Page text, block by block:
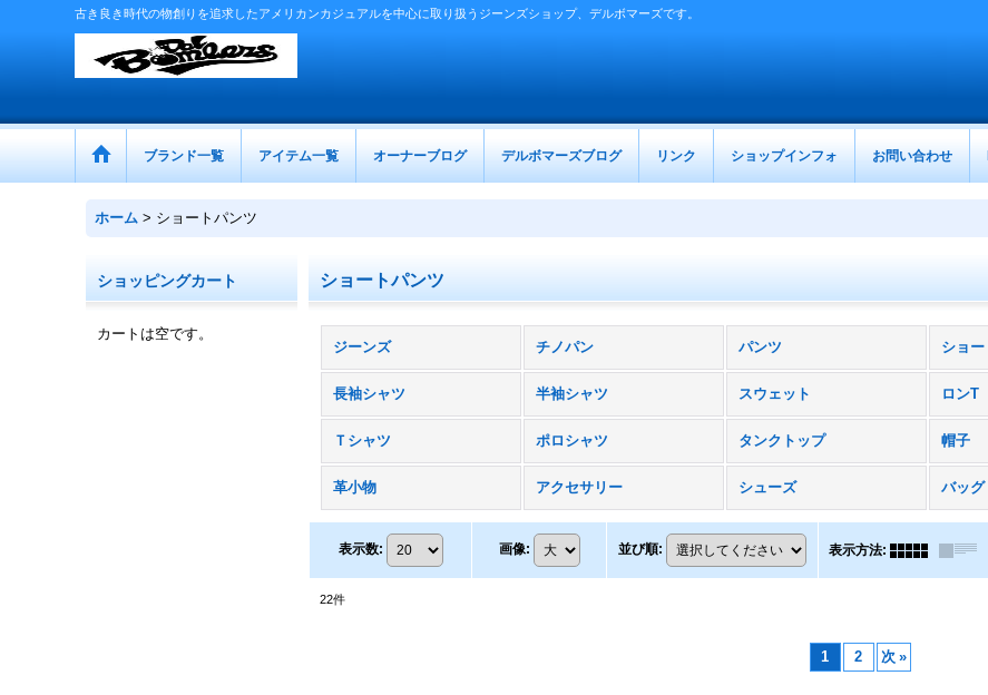
古き良き時代の物創りを追求したアメリカンカジュアルを中心に取り扱うジーンズショップ、デルボマーズです。
ブランド一覧 アイテム一覧 オーナーブログ デルボマーズブログ リンク ショップインフォ お問い合わせ
ホーム > ショートパンツ
ショッピングカート
カートは空です。
ショートパンツ
ジーンズ チノパン パンツ ショ
長袖シャツ 半袖シャツ スウェット ロンT
Ｔシャツ ポロシャツ タンクトップ 帽子
革小物 アクセサリー シューズ バッグ
表示数: 画像: 並び順: 表示方法:
22件
1 2 次 »